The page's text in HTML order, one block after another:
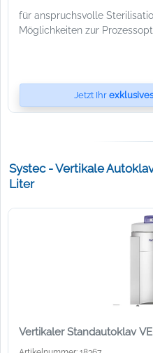
für anspruchsvolle
Möglichkeiten zur
Jetzt Ihr
Systec - Vertikale
Liter
Vertikaler Standautoklav